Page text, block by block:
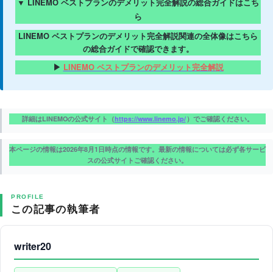
▼ LINEMO ベストプランのデメリット完全解説の総合ガイドはこち
ら
LINEMO ベストプランのデメリット完全解説関連の全体像はこちら
の総合ガイドで確認できます。
▶ LINEMO ベストプランのデメリット完全解説
詳細はLINEMOの公式サイト（https://www.linemo.jp/ ）でご確認ください。
本ページの情報は2026年8月1日時点の情報です。最新の情報については必ず各サービ
スの公式サイトご確認ください。
PROFILE
この記事の執筆者
writer20